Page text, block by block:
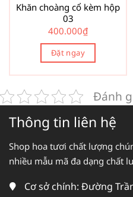
Khăn choàng cổ kèm hộp
03
400.000₫
Đặt ngay
Đánh
Thông tin liên hệ
Shop hoa tươi chất lượng
nhiều mẫu mã đa dạng chất
Cơ sở chính: Đường